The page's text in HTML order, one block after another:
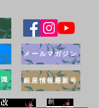
メールマガジン
銀座情報最新号